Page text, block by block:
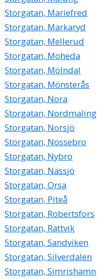
Storgatan, Mariefred
Storgatan, Markaryd
Storgatan, Mellerud
Storgatan, Moheda
Storgatan, Mölndal
Storgatan, Mönsterås
Storgatan, Nora
Storgatan, Nordmaling
Storgatan, Norsjö
Storgatan, Nossebro
Storgatan, Nybro
Storgatan, Nässjö
Storgatan, Orsa
Storgatan, Piteå
Storgatan, Robertsfors
Storgatan, Rättvik
Storgatan, Sandviken
Storgatan, Silverdalen
Storgatan, Simrishamn